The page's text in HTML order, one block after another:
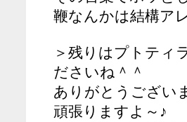
鞭なんかは結構ア
＞残りはプトティ
ださいね＾＾
ありがとうござい
頑張りますよ～♪